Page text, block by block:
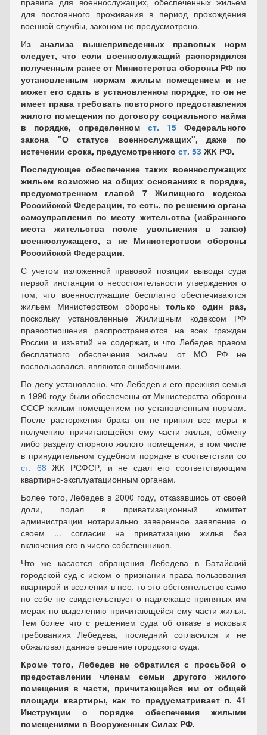
для постоянного проживания в период прохождения
военной службы, законом не предусмотрено.
Из анализа вышеприведенных правовых норм
следует, что если военнослужащий распорядился
полученным ранее от Министерства обороны РФ по
установленным нормам жилым помещением и не
может его сдать в установленном порядке, то он не
имеет права требовать повторного предоставления
жилого помещения по договору социального найма
в порядке, определенном ст. 15 Федерального
закона "О статусе военнослужащих", даже по
истечении срока, предусмотренного ст. 53 ЖК РФ.
Последующее обеспечение таких военнослужащих
жильем возможно на общих основаниях в порядке,
предусмотренном главой 7 Жилищного кодекса
Российской Федерации, то есть, по решению органа
самоуправления по месту жительства (избранного
места жительства после увольнения в запас)
военнослужащего, а не Министерством обороны
Российской Федерации.
С учетом изложенной правовой позиции выводы суда
первой инстанции о несостоятельности утверждения о
том, что военнослужащие бесплатно обеспечиваются
жильем Министерством оборонытолько один раз,
поскольку установленные Жилищным кодексом РФ
правоотношения распространяются на всех граждан
России и изъятий не содержат, и что Лебедев правом
бесплатного обеспечения жильем от МО РФ не
воспользовался, являются ошибочными.
По делу установлено, что Лебедев и его прежняя семья
в 1990 году были обеспечены от Министерства обороны
СССР жилым помещением по установленным нормам.
После расторжения брака он не принял все меры к
получению причитающейся ему части жилья, обмену
либо разделу спорного жилого помещения, в том числе
в принудительном судебном порядке в соответствии со
ст. 68 ЖК РСФСР, и не сдал его соответствующим
квартирно-эксплуатационным органам.
Более того, Лебедев в 2000 году, отказавшись от своей
доли, подал в приватизационный комитет
администрации нотариально заверенное заявление о
своем ... согласии на приватизацию жилья без
включения его в число собственников.
Что же касается обращения Лебедева в Батайский
городской суд с иском о признании права пользования
квартирой и вселении в нее, то это обстоятельство само
по себе не свидетельствует о надлежаще принятых им
мерах по выделению причитающейся ему части жилья.
Тем более что с решением суда об отказе в исковых
требованиях Лебедева, последний согласился и не
обжаловал данное решение городского суда.
Кроме того, Лебедев не обратился с просьбой о
предоставлении членам семьи другого жилого
помещения в части, причитающейся им от общей
площади квартиры, как то предусматривает п. 41
Инструкции о порядке обеспечения жилыми
помещениями в Вооруженных Силах РФ.